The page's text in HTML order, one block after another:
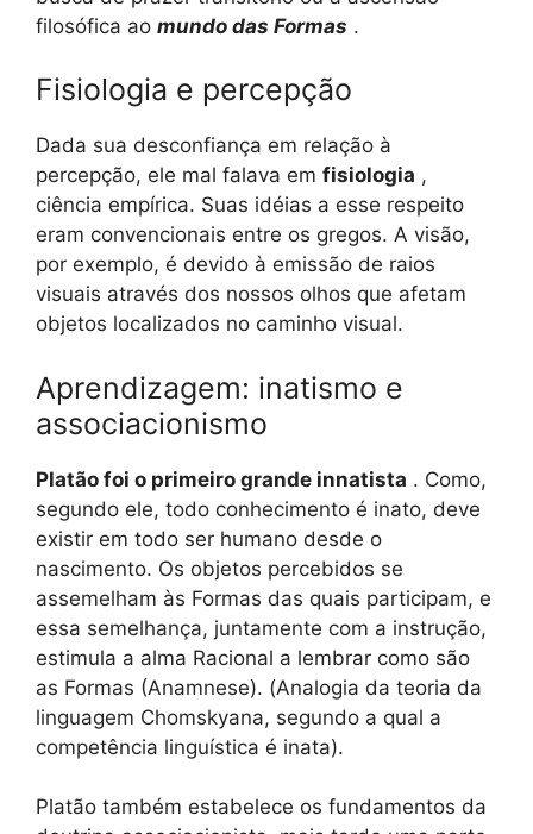
filosófica ao mundo das Formas .
Fisiologia e percepção
Dada sua desconfiança em relação à
percepção, ele mal falava em fisiologia ,
ciência empírica. Suas idéias a esse respeito
eram convencionais entre os gregos. A visão,
por exemplo, é devido à emissão de raios
visuais através dos nossos olhos que afetam
objetos localizados no caminho visual.
Aprendizagem: inatismo e
associacionismo
Platão foi o primeiro grande innatista . Como,
segundo ele, todo conhecimento é inato, deve
existir em todo ser humano desde o
nascimento. Os objetos percebidos se
assemelham às Formas das quais participam, e
essa semelhança, juntamente com a instrução,
estimula a alma Racional a lembrar como são
as Formas (Anamnese). (Analogia da teoria da
linguagem Chomskyana, segundo a qual a
competência linguística é inata).
Platão também estabelece os fundamentos da